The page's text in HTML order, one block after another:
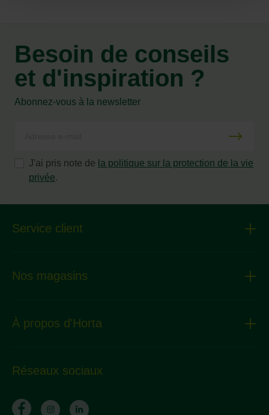
Besoin de conseils
et d'inspiration ?
Abonnez-vous à la newsletter
J'ai pris note de la politique sur la protection de la vie
privée.
Service client
Nos magasins
À propos d'Horta
Réseaux sociaux